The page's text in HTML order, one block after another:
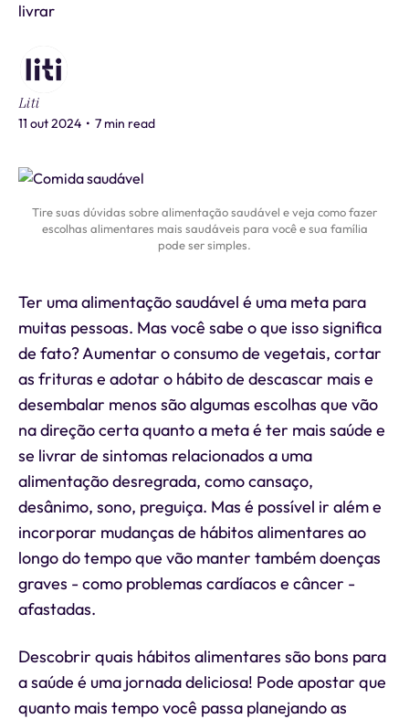
livrar
Liti
11 out 2024 • 7 min read
Tire suas dúvidas sobre alimentação saudável e veja como fazer
escolhas alimentares mais saudáveis para você e sua família
pode ser simples.
Ter uma alimentação saudável é uma meta para
muitas pessoas. Mas você sabe o que isso significa
de fato? Aumentar o consumo de vegetais, cortar
as frituras e adotar o hábito de descascar mais e
desembalar menos são algumas escolhas que vão
na direção certa quanto a meta é ter mais saúde e
se livrar de sintomas relacionados a uma
alimentação desregrada, como cansaço,
desânimo, sono, preguiça. Mas é possível ir além e
incorporar mudanças de hábitos alimentares ao
longo do tempo que vão manter também doenças
graves - como problemas cardíacos e câncer -
afastadas.
Descobrir quais hábitos alimentares são bons para
a saúde é uma jornada deliciosa! Pode apostar que
quanto mais tempo você passa planejando as